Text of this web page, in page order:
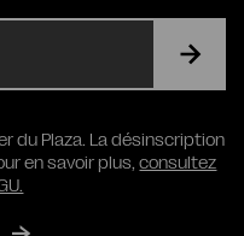
du Plaza. La désinscription
en savoir plus,consultez